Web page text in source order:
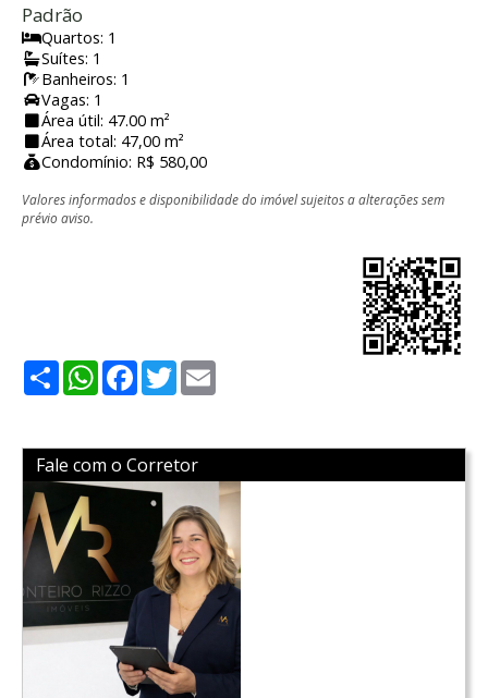
Padrão
Quartos: 1
Suítes: 1
Banheiros: 1
Vagas: 1
Área útil: 47.00 m²
Área total: 47,00 m²
Condomínio: R$ 580,00
Valores informados e disponibilidade do imóvel sujeitos a alterações sem
prévio aviso.
ShareWhatsApp
Facebook
Twitter
Fale com o Corretor